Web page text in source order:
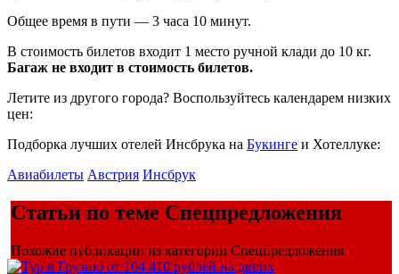
Общее время в пути — 3 часа 10 минут.
В стоимость билетов входит 1 место ручной клади до 10 кг.
Багаж не входит в стоимость билетов.
Летите из другого города? Воспользуйтесь календарем низких
цен:
Подборка лучших отелей Инсбрука на Букинге и Хотеллуке:
Авиабилеты Австрия Инсбрук
Статьи по теме Спецпредложения
Похожие публикации из категории Спецпредложения